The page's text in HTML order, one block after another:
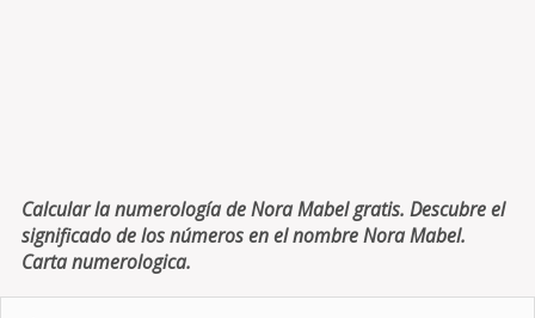
Calcular la numerología de Nora Mabel gratis. Descubre el
significado de los números en el nombre Nora Mabel.
Carta numerologica.